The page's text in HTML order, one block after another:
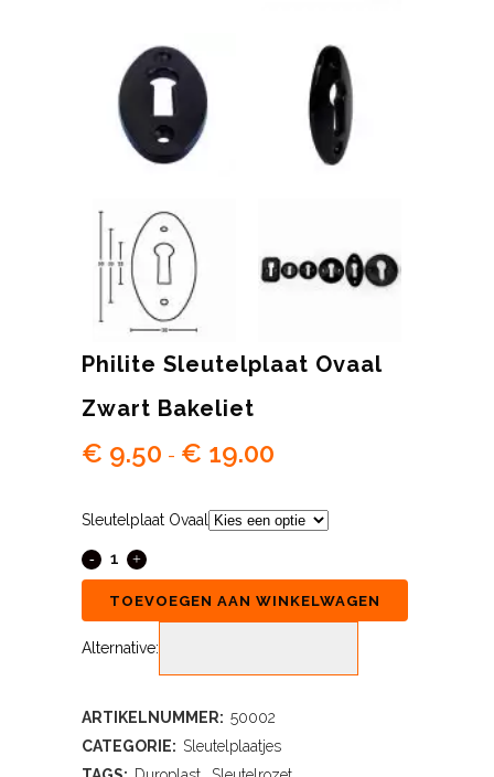
Philite Sleutelplaat Ovaal
Zwart Bakeliet
€ 9.50 - € 19.00
tot
€ 19.00
Sleutelplaat Ovaal
TOEVOEGEN AAN WINKELWAGEN
Alternative:
ARTIKELNUMMER: 50002
CATEGORIE: Sleutelplaatjes